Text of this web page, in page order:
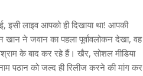
इसी लाइव आपको ही दिखाया था! आपकी
ने जवान का पहला पूर्वावलोकन देखा, वह
के बाद कर रहे हैं। खैर, सोशल मीडिया
पठान को जल्द ही रिलीज करने की मांग कर